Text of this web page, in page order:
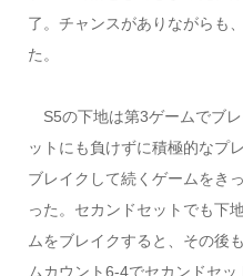
了。チャンスがありながらも
た。
S5の下地は第3ゲームでブ
ットにも負けずに積極的なプ
ブレイクして続くゲームをき
った。セカンドセットでも下
ムをブレイクすると、その後
ムカウント6-4でセカンドセッ